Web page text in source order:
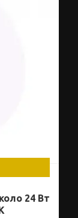
24 Вт